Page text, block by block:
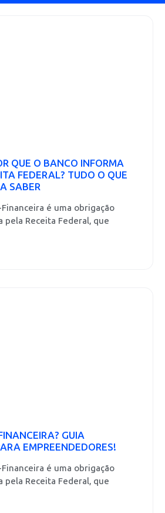
QUE O BANCO INFORMA
FEDERAL? TUDO O QUE
SABER
é uma obrigação
pela Receita Federal, que
GUIA
EMPREENDEDORES!
é uma obrigação
pela Receita Federal, que